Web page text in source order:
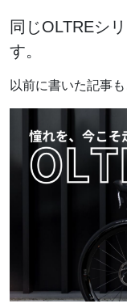
同じOLTREシ
す。
以前に書いた記事